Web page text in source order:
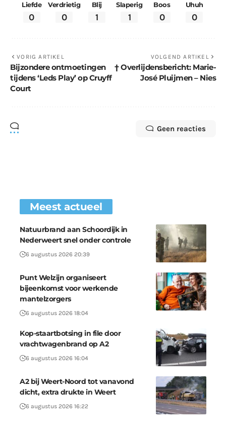
Liefde
0
Verdrietig
0
Blij
1
Slaperig
1
Boos
0
Uhuh
0
VORIG ARTIKEL
Bijzondere ontmoetingen
tijdens ‘Leds Play’ op Cruyff
Court
VOLGEND ARTIKEL
† Overlijdensbericht: Marie-
José Pluijmen – Nies
Geen reacties
Meest actueel
Natuurbrand aan Schoordijk in
Nederweert snel onder controle
6 augustus 2026 20:39
Punt Welzijn organiseert
bijeenkomst voor werkende
mantelzorgers
6 augustus 2026 18:04
Kop-staartbotsing in file door
vrachtwagenbrand op A2
6 augustus 2026 16:04
A2 bij Weert-Noord tot vanavond
dicht, extra drukte in Weert
6 augustus 2026 16:22